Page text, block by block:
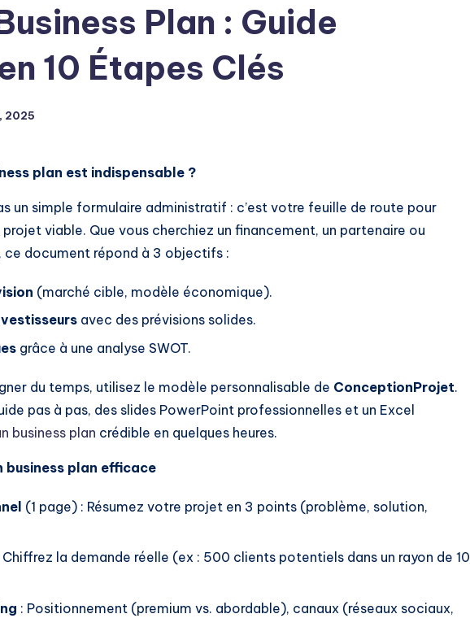
Plan : Guide
10 Étapes Clés
2025
plan est indispensable ?
un simple formulaire administratif : c’est votre feuille de route pour
viable. Que vous cherchiez un financement, un partenaire ou
document répond à 3 objectifs :
(marché cible, modèle économique).
avec des prévisions solides.
grâce à une analyse SWOT.
du temps, utilisez le modèle personnalisable de ConceptionProjet.
pas à pas, des slides PowerPoint professionnelles et un Excel
business plan crédible en quelques heures.
business plan efficace
(1 page) : Résumez votre projet en 3 points (problème, solution,
Chiffrez la demande réelle (ex : 500 clients potentiels dans un rayon de 10
: Positionnement (premium vs. abordable), canaux (réseaux sociaux,